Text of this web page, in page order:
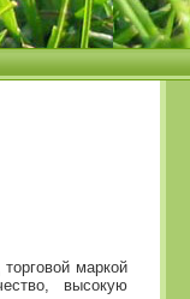
маркой
высокую